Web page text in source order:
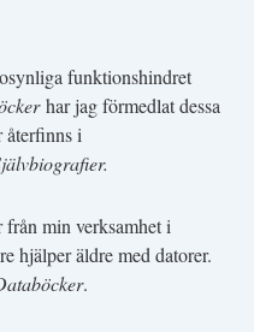
funktionshindret
har jag förmedlat dessa
återfinns i
från min verksamhet i
hjälper äldre med datorer.
.